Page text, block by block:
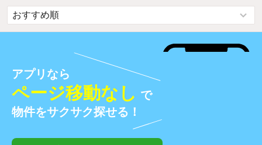
アプリなら
ページ移動なし で
物件をサクサク探せる！